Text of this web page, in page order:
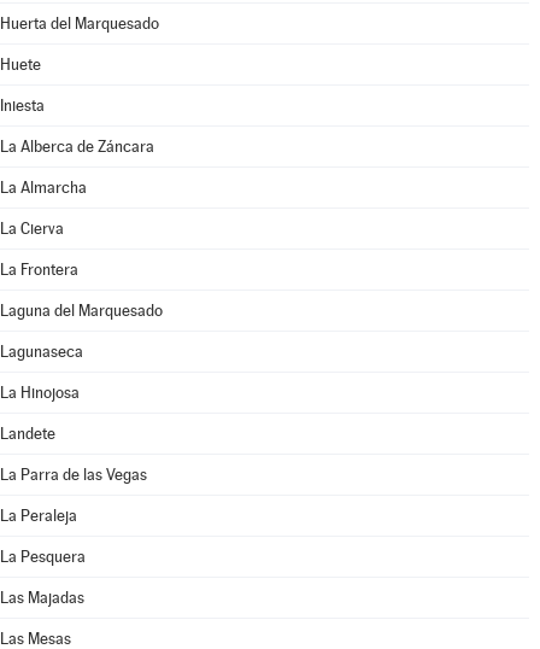
Huerta del Marquesado
Huete
Iniesta
La Alberca de Záncara
La Almarcha
La Cierva
La Frontera
Laguna del Marquesado
Lagunaseca
La Hinojosa
Landete
La Parra de las Vegas
La Peraleja
La Pesquera
Las Majadas
Las Mesas